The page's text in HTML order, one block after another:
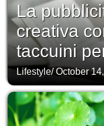
La
creativa
taccuini
Lifestyle/October